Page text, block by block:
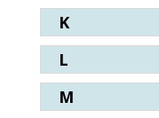
K
L
M